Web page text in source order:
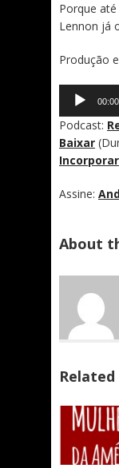
Porque
Lennon já
Produção
Tocador
áudio
00:00
Podcast:
Baixar
Incorporar
Assine:
About